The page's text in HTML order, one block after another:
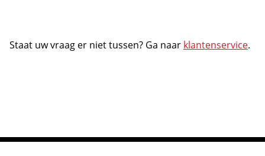
Staat uw vraag er niet tussen? Ga naar klantenservice.